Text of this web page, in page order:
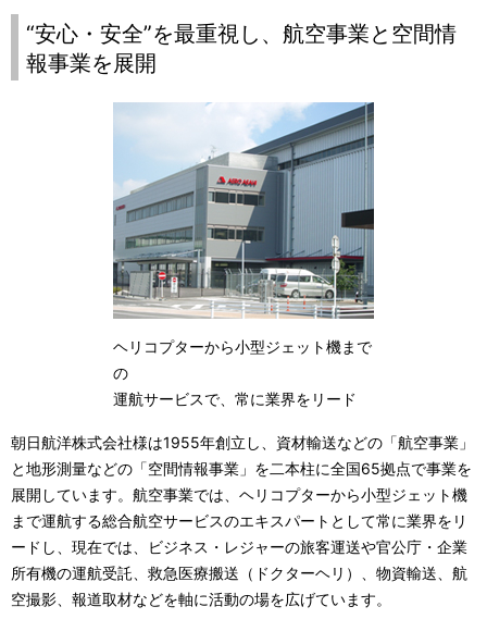
“安心・安全”を最重視し、航空事業と空間情
報事業を展開
ヘリコプターから小型ジェット機まで
の
運航サービスで、常に業界をリード
朝日航洋株式会社様は1955年創立し、資材輸送などの「航空事業」
と地形測量などの「空間情報事業」を二本柱に全国65拠点で事業を
展開しています。航空事業では、ヘリコプターから小型ジェット機
まで運航する総合航空サービスのエキスパートとして常に業界をリ
ードし、現在では、ビジネス・レジャーの旅客運送や官公庁・企業
所有機の運航受託、救急医療搬送（ドクターヘリ）、物資輸送、航
空撮影、報道取材などを軸に活動の場を広げています。